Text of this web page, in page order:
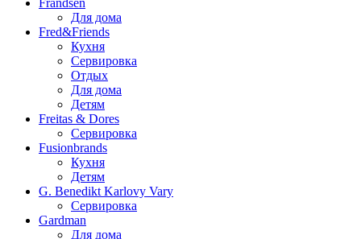
Frandsen
Для дома
Fred&Friends
Кухня
Сервировка
Отдых
Для дома
Детям
Freitas & Dores
Сервировка
Fusionbrands
Кухня
Детям
G. Benedikt Karlovy Vary
Сервировка
Gardman
Для дома